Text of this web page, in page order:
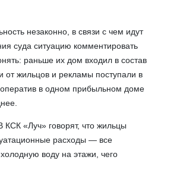
незаконно, в связи с чем идут
суда ситуацию комментировать
раньше их дом входил в состав
от жильцов и рекламы поступали в
в одном прибыльном доме
«Луч» говорят, что жильцы
расходы — все
воду на этажи, чего